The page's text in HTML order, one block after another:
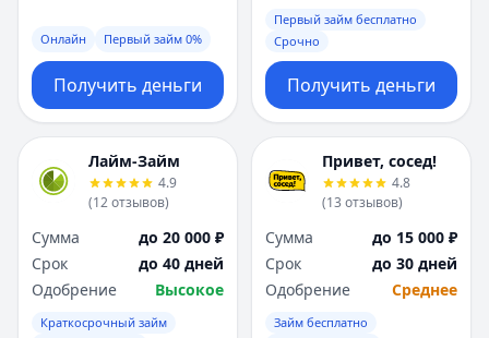
Онлайн Первый займ 0%
Получить деньги
Первый займ бесплатно
Срочно
Получить деньги
Лайм-Займ
4.9
(12отзывов)
Сумма
до 20 000 ₽
Срок
до 40 дней
Одобрение
Высокое
Краткосрочный займ
Привет, сосед!
4.8
(13 отзывов)
Сумма
до 15 000 ₽
Срок
до 30 дней
Одобрение
Среднее
Займ бесплатно